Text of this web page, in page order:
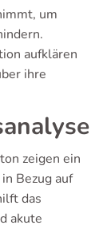
um
aufklären
ihre
zeigen ein
Bezug auf
das
akute